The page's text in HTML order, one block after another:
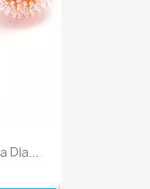
Dla...